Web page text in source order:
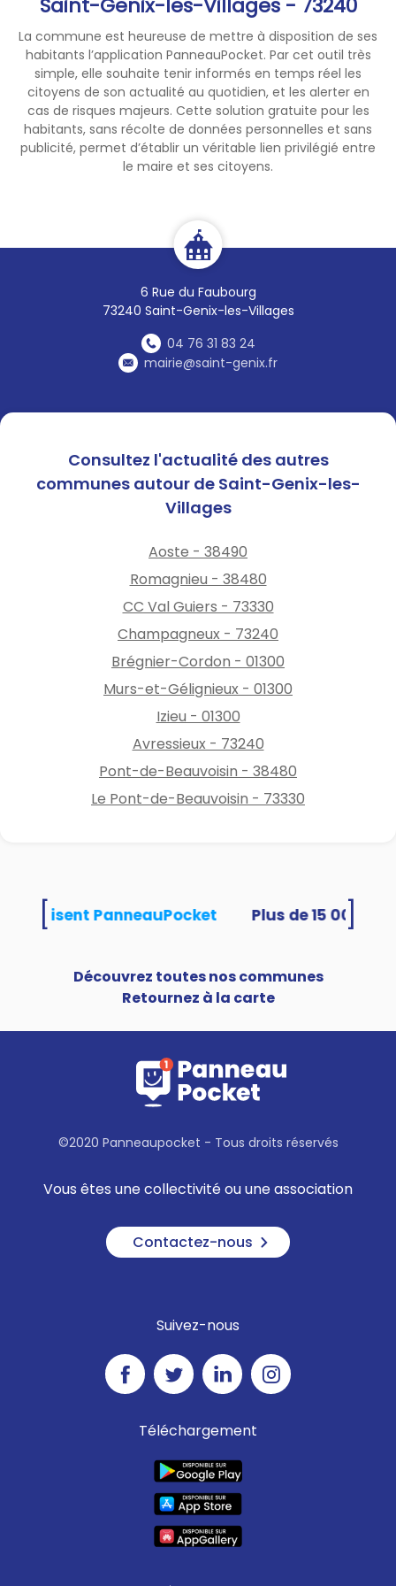
La commune est heureuse de mettre à disposition de ses
habitants l’application PanneauPocket. Par cet outil très
simple, elle souhaite tenir informés en temps réel les
citoyens de son actualité au quotidien, et les alerter en
cas de risques majeurs. Cette solution gratuite pour les
habitants, sans récolte de données personnelles et sans
publicité, permet d’établir un véritable lien privilégié entre
le maire et ses citoyens.
6 Rue du Faubourg
73240 Saint-Genix-les-Villages
04 76 31 83 24
mairie@saint-genix.fr
choisissez notre Mairie.
Pas d'internet ? Contactez
nous directement.
📆 Le RDV vous permet de
fournir vos justificatifs et
procéder à une prise
Après quelques semaines,
lorsque votre titre sera prêt,
La délivrance se faisant
, il faudra
en prendre un nouveau.
varient. Pensez à anticiper
votre demande de plusieurs
semaines !
Consultez l'actualité des autres
communes autour de Saint-Genix-les-
Villages
Aoste - 38490
Romagnieu - 38480
CC Val Guiers - 73330
Champagneux - 73240
Brégnier-Cordon - 01300
Murs-et-Gélignieux - 01300
Izieu - 01300
Avressieux - 73240
Pont-de-Beauvoisin - 38480
Le Pont-de-Beauvoisin - 73330
utilisent PanneauPocket
Découvrez toutes nos communes
Retournez à la carte
©2020 Panneaupocket - Tous droits réservés
Vous êtes une collectivité ou une association
Contactez-nous
Suivez-nous
Téléchargement